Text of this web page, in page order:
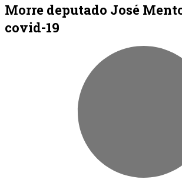
Morre deputado José
covid-19